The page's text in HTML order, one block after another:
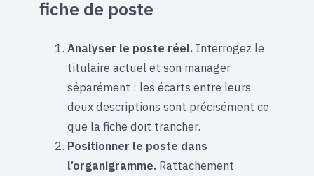
fiche de poste
Analyser le poste réel. Interrogez le
titulaire actuel et son manager
séparément : les écarts entre leurs
deux descriptions sont précisément ce
que la fiche doit trancher.
Positionner le poste dans
l’organigramme. Rattachement